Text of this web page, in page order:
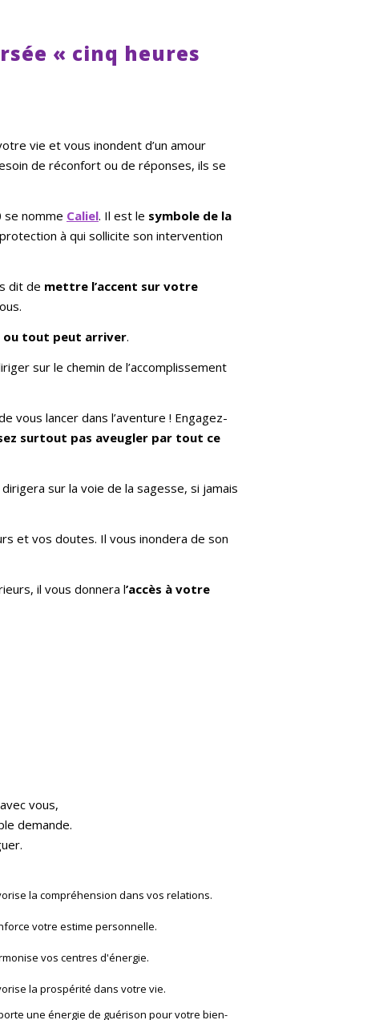
« cinq heures
vie et vous inondent d’un amour
de réconfort ou de réponses, ils se
se nomme Caliel. Il est le symbole de la
à qui sollicite son intervention
dit de mettre l’accent sur votre
ou tout peut arriver.
sur le chemin de l’accomplissement
vous lancer dans l’aventure ! Engagez-
surtout pas aveugler par tout ce
sur la voie de la sagesse, si jamais
et vos doutes. Il vous inondera de son
il vous donnera l’accès à votre
vous,
demande.
la compréhension dans vos relations.
votre estime personnelle.
vos centres d'énergie.
la prospérité dans votre vie.
une énergie de guérison pour votre bien-